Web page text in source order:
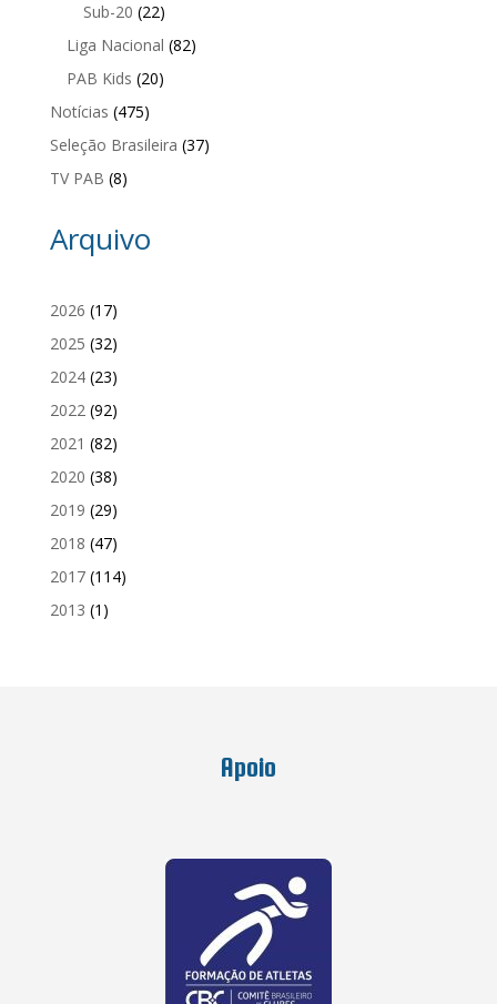
Sub-20 (22)
Liga Nacional (82)
PAB Kids (20)
Notícias (475)
Seleção Brasileira (37)
TV PAB (8)
Arquivo
2026 (17)
2025 (32)
2024(23)
2022(92)
2021 (82)
2020 (38)
2019 (29)
2018 (47)
2017(114)
2013 (1)
Apoio